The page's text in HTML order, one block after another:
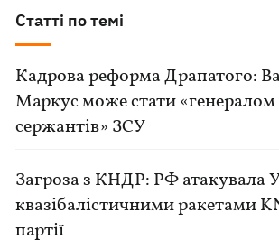
Статті по темі
Кадрова реформа Драпатого:
Маркус може стати «генералом
сержантів» ЗСУ
Загроза з КНДР: РФ атакувала
квазібалістичними ракетами
партії